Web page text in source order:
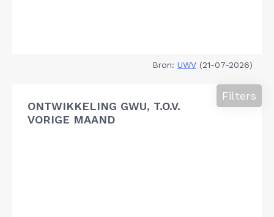
Bron: UWV (21-07-2026)
ONTWIKKELING GWU, T.O.V.
VORIGE MAAND
Filters